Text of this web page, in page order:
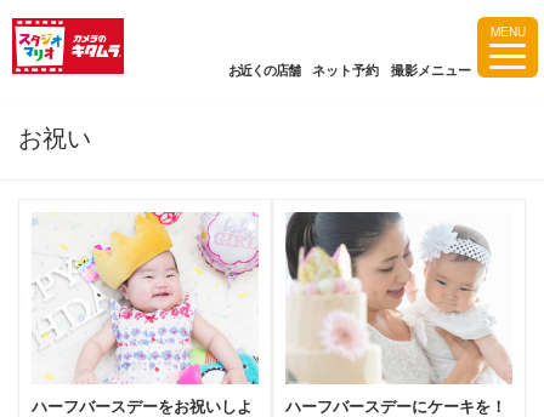
MENU
お近くの店舗 ネット予約 撮影メニュー
お祝い
ハーフバースデーをお祝いしよ
ハーフバースデーにケーキを！